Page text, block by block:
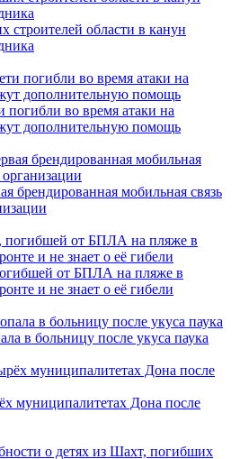
строителей области в канун
во время атаки на
дополнительную помощь
брендированная мобильная связь
от БПЛА на пляже в
и не знает о её гибели
в больницу после укуса паука
муниципалитетах Дона после